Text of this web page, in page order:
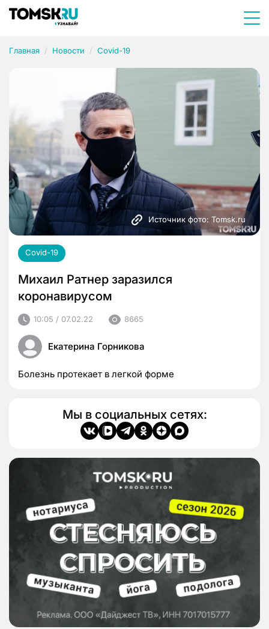
Главная Новости Covid-19
Источник фото: Tomsk.ru
Covid-19
Михаил Ратнер заразился
коронавирусом
10:05 / 07.02.22 8665
Екатерина Горникова
Болезнь протекает в легкой форме
Мы в социальных сетях: